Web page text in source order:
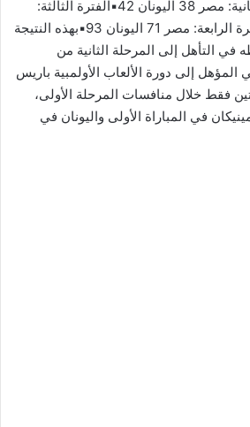
12 اليونان 22▪︎الفترة الثانية: مصر 38 اليونان 42▪︎الفترة الثالثة:
مصر 52 اليونان 68▪︎الفترة الرابعة: مصر 71 اليونان 93▪︎بهذه النتيجة
التأهل إلى المرحلة الثانية من
إلى دورة الألعاب الأولمبية باريس
فقط خلال منافسات المرحلة الأولى،
في المباراة الأولى واليونان في